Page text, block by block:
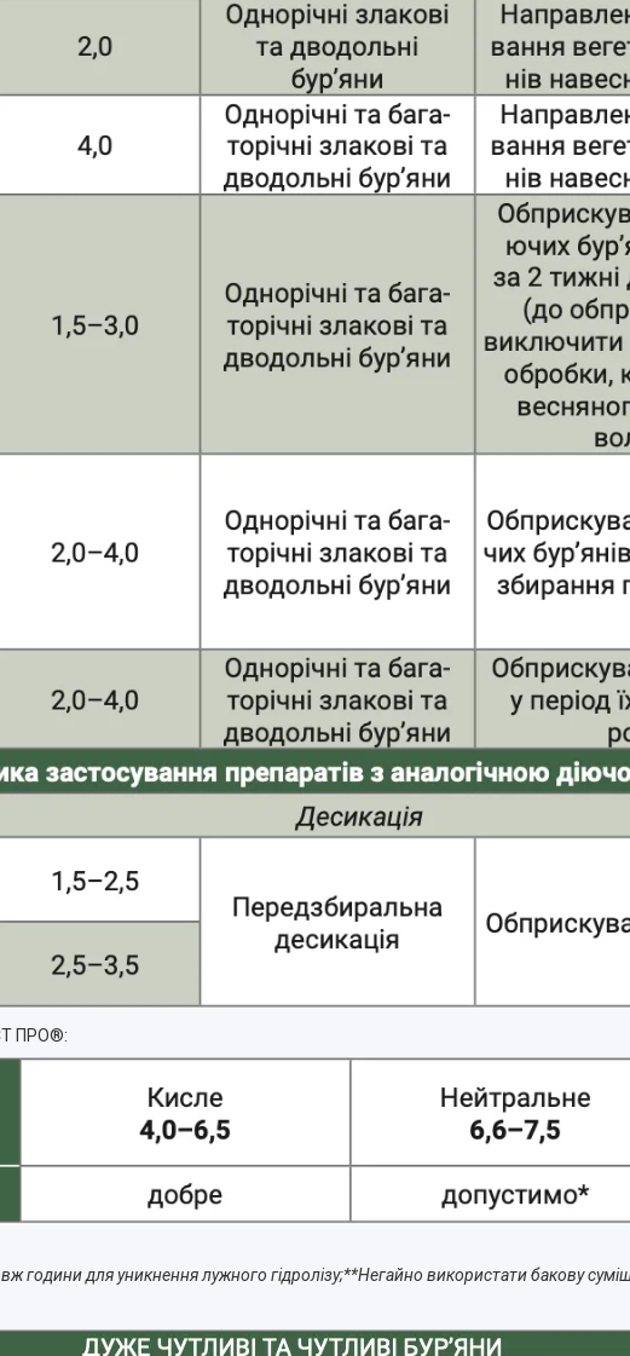
ПРО®:
години для уникнення лужного гідролізу;**Негайно використати бакову